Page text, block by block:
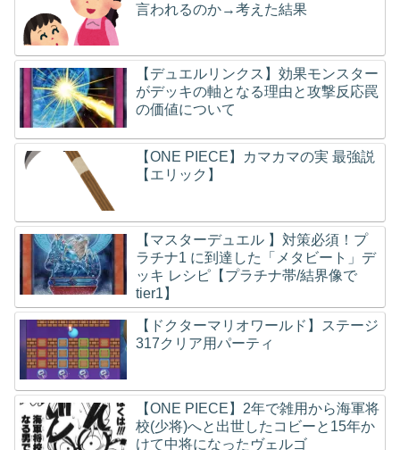
言われるのか→考えた結果
【デュエルリンクス】効果モンスター
がデッキの軸となる理由と攻撃反応罠
の価値について
【ONE PIECE】カマカマの実 最強説
【エリック】
【マスターデュエル 】対策必須！プ
ラチナ1 に到達した「メタビート」デ
ッキ レシピ【プラチナ帯/結界像で
tier1】
【ドクターマリオワールド】ステージ
317クリア用パーティ
【ONE PIECE】2年で雑用から海軍将
校(少将)へと出世したコビーと15年か
けて中将になったヴェルゴ